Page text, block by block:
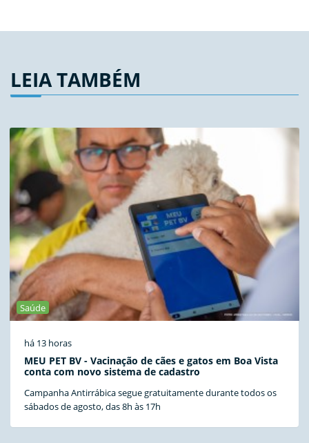
LEIA TAMBÉM
Saúde
há 13 horas
MEU PET BV - Vacinação de cães e gatos em Boa Vista
conta com novo sistema de cadastro
Campanha Antirrábica segue gratuitamente durante todos os
sábados de agosto, das 8h às 17h